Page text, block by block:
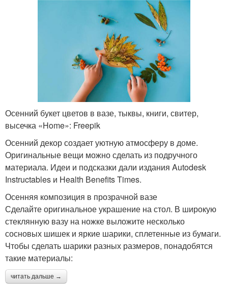
Осенний букет цветов в вазе, тыквы, книги, свитер,
высечка «Home»: Freepik
Осенний декор создает уютную атмосферу в доме.
Оригинальные вещи можно сделать из подручного
материала. Идеи и подсказки дали издания Autodesk
Instructables и Нealth Вenefits Times.
Осенняя композиция в прозрачной вазе
Сделайте оригинальное украшение на стол. В широкую
стеклянную вазу на ножке выложите несколько
сосновых шишек и яркие шарики, сплетенные из бумаги.
Чтобы сделать шарики разных размеров, понадобятся
такие материалы:
читать дальше →